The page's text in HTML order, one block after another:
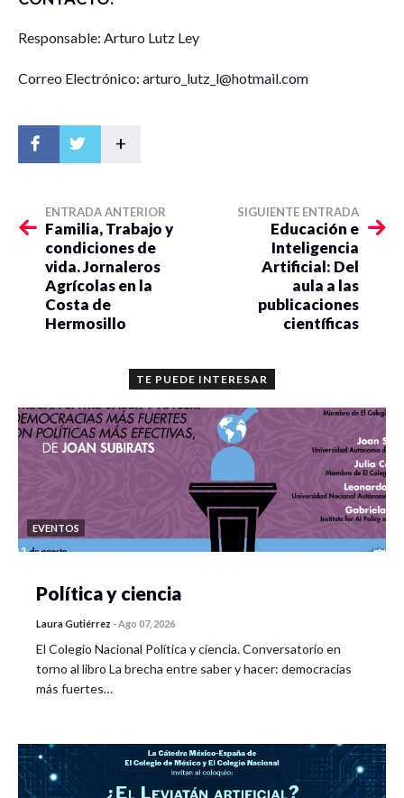
Responsable: Arturo Lutz Ley
Correo Electrónico: arturo_lutz_l@hotmail.com
+
ENTRADA ANTERIOR
Familia, Trabajo y
condiciones de
vida. Jornaleros
Agrícolas en la
Costa de
Hermosillo
SIGUIENTE ENTRADA
Educación e
Inteligencia
Artificial: Del
aula a las
publicaciones
científicas
TE PUEDE INTERESAR
EVENTOS
Política y ciencia
Laura Gutiérrez -Ago 07, 2026
El Colegio Nacional Política y ciencia. Conversatorio en
torno al libro La brecha entre saber y hacer: democracias
más fuertes…